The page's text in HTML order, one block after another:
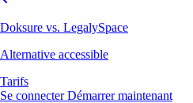
Doksure vs. LegalySpace
Alternative accessible
Tarifs
Se connecterDémarrer maintenant